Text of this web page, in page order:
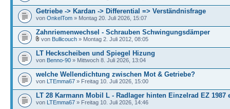
Getriebe -> Kardan -> Differential => Verständnisfrage
von OnkelTom » Montag 20. Juli 2026, 15:07
Zahnriemenwechsel - Schrauben Schwingungsdämper
von Bullicouch » Montag 2. Juli 2012, 08:05
LT Heckscheiben und Spiegel Hizung
von Benno-90 » Mittwoch 8. Juli 2026, 13:04
welche Wellendichtung zwischen Mot & Getriebe?
von LTEmma67 » Freitag 10. Juli 2026, 15:00
LT 28 Karmann Mobil L - Radlager hinten Einzelrad EZ 1987
von LTEmma67 » Freitag 10. Juli 2026, 14:46